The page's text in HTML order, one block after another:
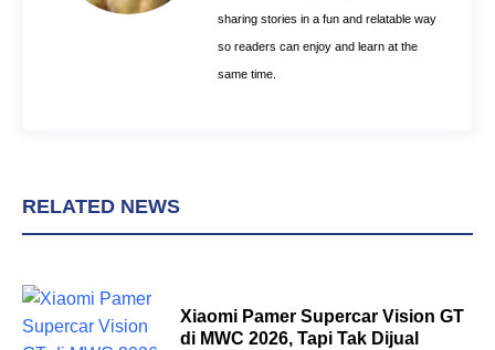
sharing stories in a fun and relatable way
so readers can enjoy and learn at the
same time.
RELATED NEWS
Xiaomi Pamer Supercar Vision GT
di MWC 2026, Tapi Tak Dijual